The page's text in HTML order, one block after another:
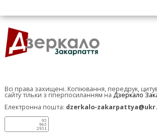
Всі права захищені. Копіювання, передрук,
сайту тільки з гіперпосиланням на Дзеркало
Електронна пошта: dzerkalo-